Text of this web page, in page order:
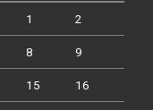
1 2
8 9
15 16